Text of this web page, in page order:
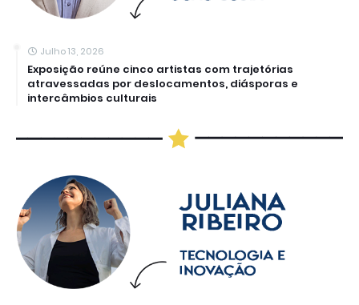
Julho 13, 2026
Exposição reúne cinco artistas com trajetórias
atravessadas por deslocamentos, diásporas e
intercâmbios culturais